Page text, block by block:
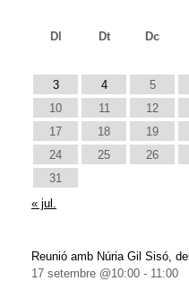
Dl
Dt Dc
3
4 5
10
11 12
17
18 19
24
25 26
31
« jul.
Reunió amb Núria Gil Sisó,
17 setembre @10:00 - 11:00